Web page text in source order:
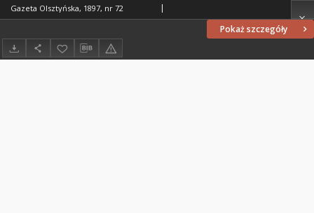
Pokaż szczegóły
Gazeta Olsztyńska, 1897, nr 72